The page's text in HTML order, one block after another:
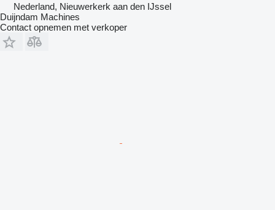
Nederland, Nieuwerkerk aan den IJssel
Duijndam Machines
Contact opnemen met verkoper